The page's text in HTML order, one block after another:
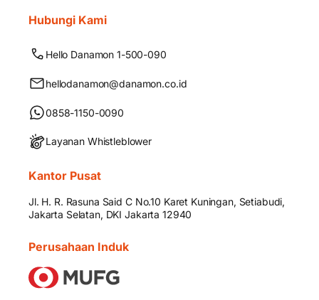
Hubungi Kami
Hello Danamon 1-500-090
hellodanamon@danamon.co.id
0858-1150-0090
Layanan Whistleblower
Kantor Pusat
Jl. H. R. Rasuna Said C No.10 Karet Kuningan, Setiabudi,
Jakarta Selatan, DKI Jakarta 12940
Perusahaan Induk